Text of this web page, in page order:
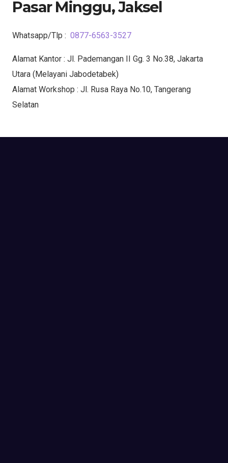
Pasar Minggu, Jaksel
Whatsapp/Tlp : 0877-6563-3527
Alamat Kantor : Jl. Pademangan II Gg. 3 No.38, Jakarta
Utara (Melayani Jabodetabek)
Alamat Workshop : Jl. Rusa Raya No.10, Tangerang
Selatan